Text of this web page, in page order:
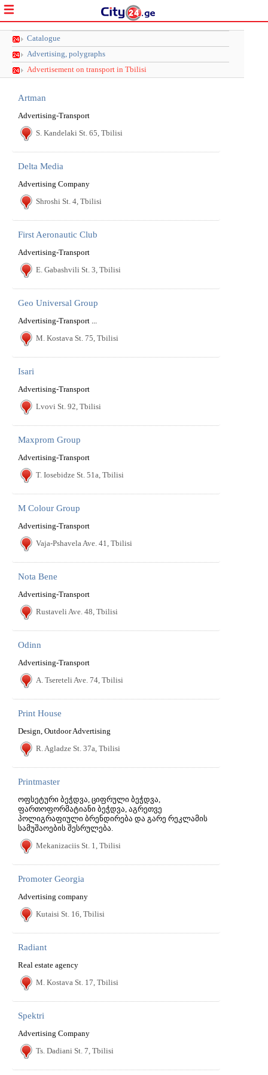
Catalogue
Advertising, polygraphs
Advertisement on transport in Tbilisi
Artman
Advertising-Transport
S. Kandelaki St. 65, Tbilisi
Delta Media
Advertising Company
Shroshi St. 4, Tbilisi
First Aeronautic Club
Advertising-Transport
E. Gabashvili St. 3, Tbilisi
Geo Universal Group
Advertising-Transport ...
M. Kostava St. 75, Tbilisi
Isari
Advertising-Transport
Lvovi St. 92, Tbilisi
Maxprom Group
Advertising-Transport
T. Iosebidze St. 51a, Tbilisi
M Colour Group
Advertising-Transport
Vaja-Pshavela Ave. 41, Tbilisi
Nota Bene
Advertising-Transport
Rustaveli Ave. 48, Tbilisi
Odinn
Advertising-Transport
A. Tsereteli Ave. 74, Tbilisi
Print House
Design, Outdoor Advertising
R. Agladze St. 37a, Tbilisi
Printmaster
ოფსეტური ბეჭდვა, ციფრული ბეჭდვა,
ფართოფორმატიანი ბეჭდვა, აგრეთვე
პოლიგრაფიული ბრენდირება და გარე რეკლამის
სამუშაოების შესრულება.
Mekanizaciis St. 1, Tbilisi
Promoter Georgia
Advertising company
Kutaisi St. 16, Tbilisi
Radiant
Real estate agency
M. Kostava St. 17, Tbilisi
Spektri
Advertising Company
Ts. Dadiani St. 7, Tbilisi